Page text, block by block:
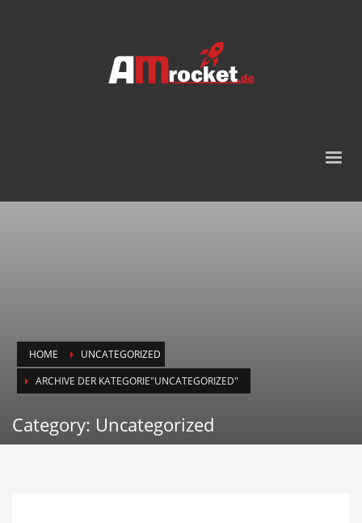
HOME
UNCATEGORIZED
ARCHIVE DER KATEGORIE"UNCATEGORIZED"
Category: Uncategorized